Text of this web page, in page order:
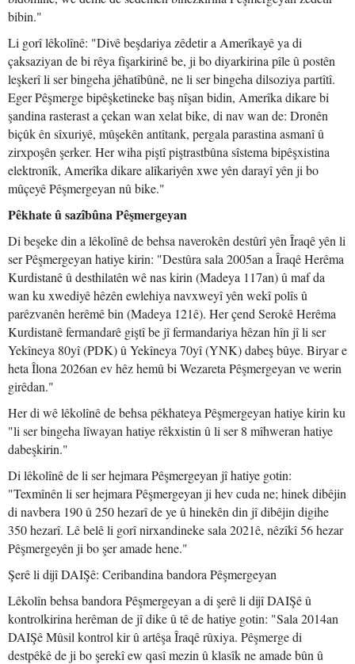
bibin."
Li gorî lêkolînê: "Divê beşdariya zêdetir a Amerîkayê ya di
çaksaziyan de bi rêya fişarkirinê be, ji bo diyarkirina pîle û postên
leşkerî li ser bingeha jêhatîbûnê, ne li ser bingeha dilsoziya partîtî.
Eger Pêşmerge bipêşketineke baş nîşan bidin, Amerîka dikare bi
şandina rasterast a çekan wan xelat bike, di nav wan de: Dronên
biçûk ên sîxuriyê, mûşekên antîtank, pergala parastina asmanî û
zirxpoşên şerker. Her wiha piştî piştrastbûna sîstema bipêşxistina
elektronîk, Amerîka dikare alîkariyên xwe yên darayî yên ji bo
mûçeyê Pêşmergeyan nû bike."
Pêkhate û sazîbûna Pêşmergeyan
Di beşeke din a lêkolînê de behsa naverokên destûrî yên Îraqê yên li
ser Pêşmergeyan hatiye kirin: "Destûra sala 2005an a Îraqê Herêma
Kurdistanê û desthilatên wê nas kirin (Madeya 117an) û maf da
wan ku xwediyê hêzên ewlehiya navxweyî yên wekî polîs û
parêzvanên herêmê bin (Madeya 121ê). Her çend Serokê Herêma
Kurdistanê fermandarê giştî be jî fermandariya hêzan hîn jî li ser
Yekîneya 80yî (PDK) û Yekîneya 70yî (YNK) dabeş bûye. Biryar e
heta Îlona 2026an ev hêz hemû bi Wezareta Pêşmergeyan ve werin
girêdan."
Her di wê lêkolînê de behsa pêkhateya Pêşmergeyan hatiye kirin ku
"li ser bingeha lîwayan hatiye rêkxistin û li ser 8 mîhweran hatiye
dabeşkirin."
Di lêkolînê de li ser hejmara Pêşmergeyan jî hatiye gotin:
"Texmînên li ser hejmara Pêşmergeyan ji hev cuda ne; hinek dibêjin
di navbera 190 û 250 hezarî de ye û hinekên din jî dibêjin digihe
350 hezarî. Lê belê li gorî nirxandineke sala 2021ê, nêzîkî 56 hezar
Pêşmergeyên ji bo şer amade hene."
Şerê li dijî DAIŞê: Ceribandina bandora Pêşmergeyan
Lêkolîn behsa bandora Pêşmergeyan a di şerê li dijî DAIŞê û
kontrolkirina herêman de jî dike û tê de hatiye gotin: "Sala 2014an
DAIŞê Mûsil kontrol kir û artêşa Îraqê rûxiya. Pêşmerge di
destpêkê de ji bo şerekî ew qasî mezin û klasîk ne amade bûn û